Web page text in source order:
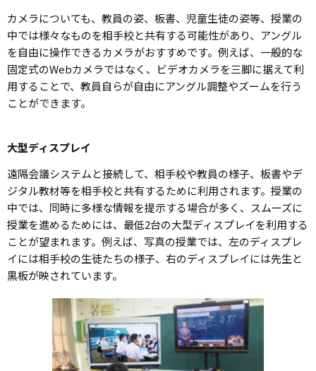
カメラについても、教員の姿、板書、児童生徒の姿等、授業の
中では様々なものを相手校と共有する可能性があり、アングル
を自由に操作できるカメラがおすすめです。例えば、一般的な
固定式のWebカメラではなく、ビデオカメラを三脚に据えて利
用することで、教員自らが自由にアングル調整やズームを行う
ことができます。
大型ディスプレイ
遠隔会議システムと接続して、相手校や教員の様子、板書やデ
ジタル教材等を相手校と共有するために利用されます。授業の
中では、同時に多様な情報を提示する場合が多く、スムーズに
授業を進めるためには、最低2台の大型ディスプレイを利用する
ことが望まれます。例えば、写真の授業では、左のディスプレ
イには相手校の生徒たちの様子、右のディスプレイには先生と
黒板が映されています。